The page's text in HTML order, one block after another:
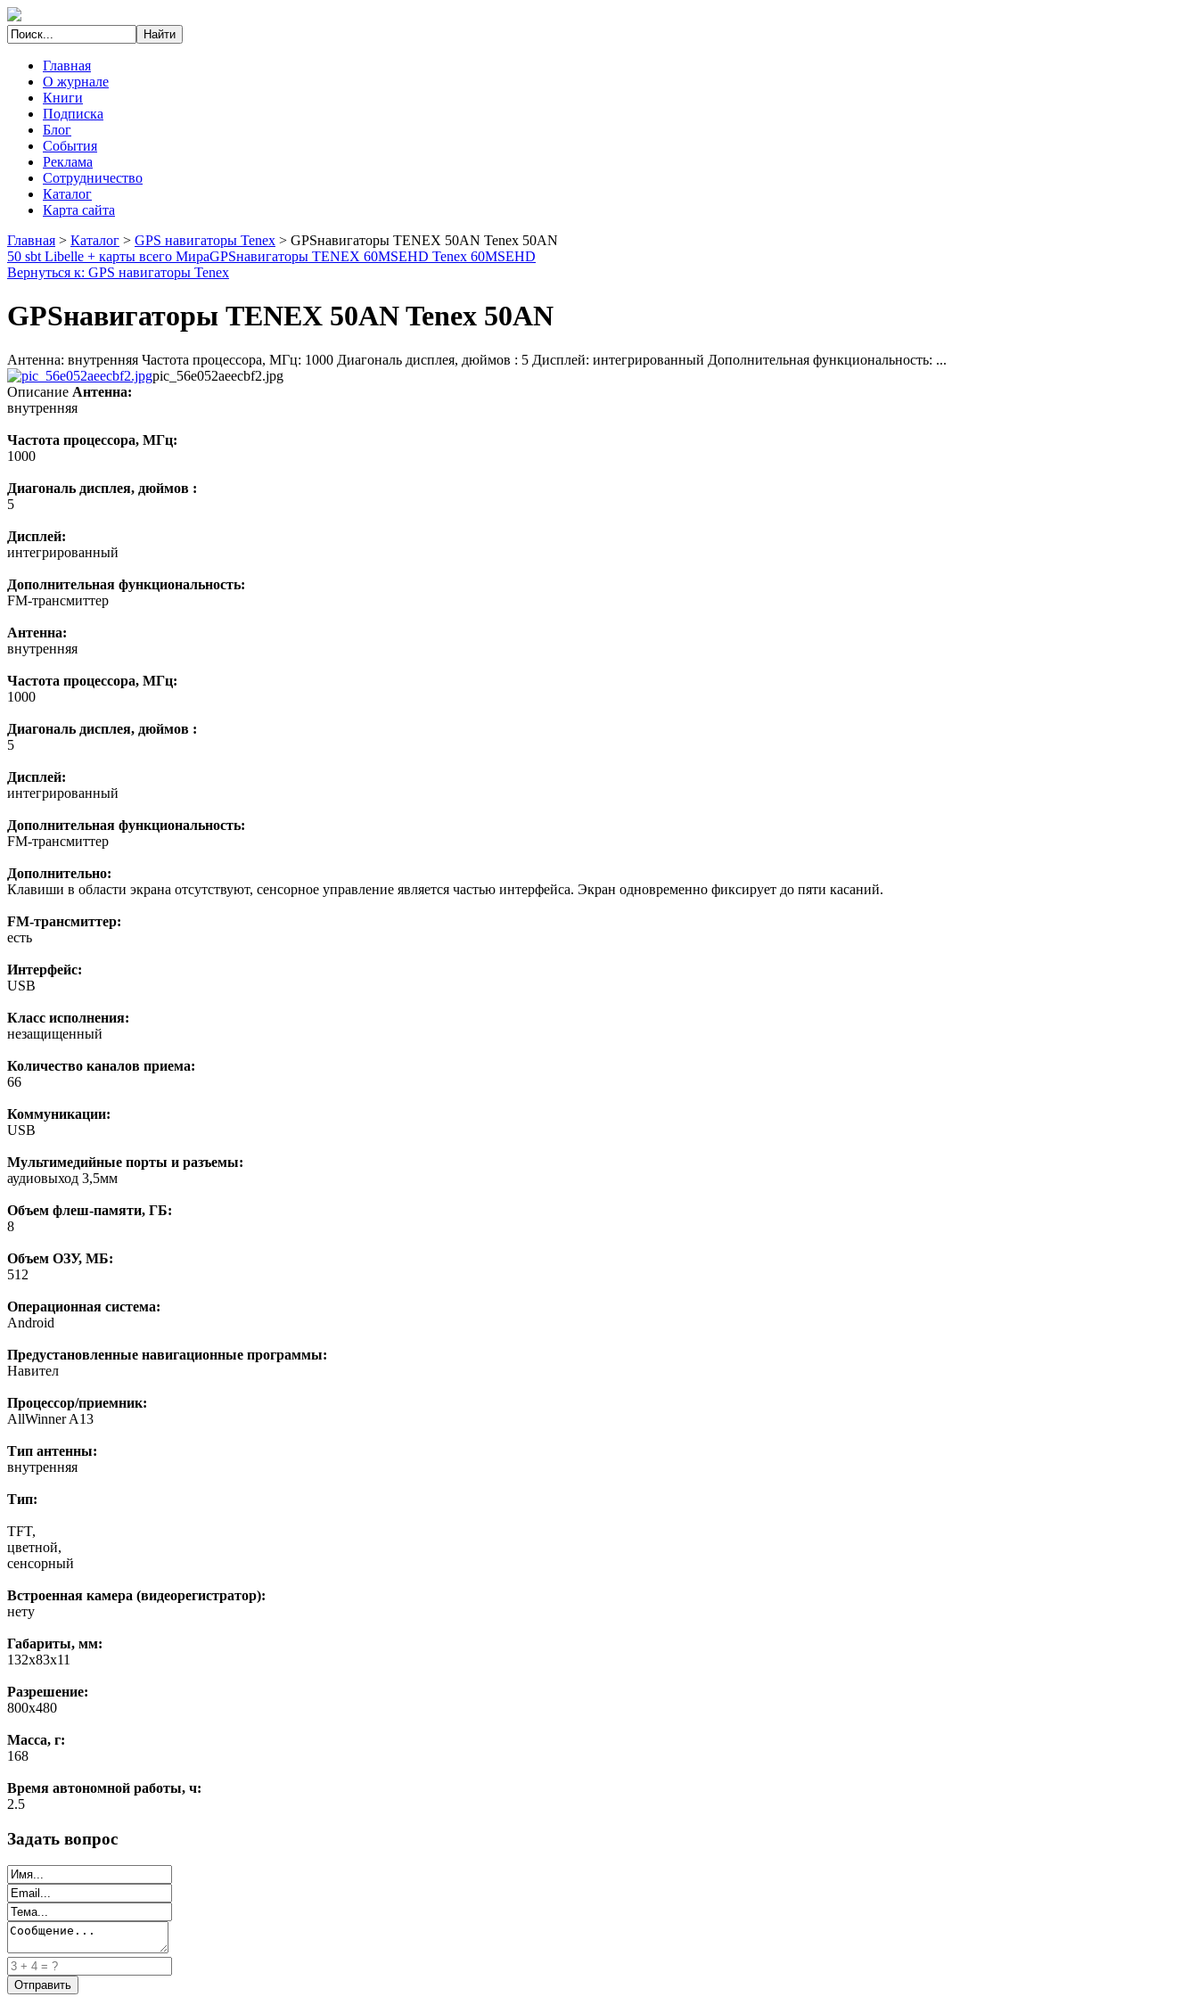
Главная
О журнале
Книги
Подписка
Блог
События
Реклама
Сотрудничество
Каталог
Карта сайта
Главная > Каталог > GPS навигаторы Tenex > GPSнавигаторы TENEX 50AN Tenex 50AN
50 sbt Libelle + карты всего МираGPSнавигаторы TENEX 60MSEHD Tenex 60MSEHD
Вернуться к: GPS навигаторы Tenex
GPSнавигаторы TENEX 50AN Tenex 50AN
Антенна: внутренняя Частота процессора, МГц: 1000 Диагональ дисплея, дюймов : 5 Дисплей: интегрированный Дополнительная функциональность: ...
pic_56e052aeecbf2.jpg
Описание Антенна:
внутренняя
Частота процессора, МГц:
1000
Диагональ дисплея, дюймов :
5
Дисплей:
интегрированный
Дополнительная функциональность:
FM-трансмиттер
Антенна:
внутренняя
Частота процессора, МГц:
1000
Диагональ дисплея, дюймов :
5
Дисплей:
интегрированный
Дополнительная функциональность:
FM-трансмиттер
Дополнительно:
Клавиши в области экрана отсутствуют, сенсорное управление является частью интерфейса. Экран одновременно фиксирует до пяти касаний.
FM-трансмиттер:
есть
Интерфейс:
USB
Класс исполнения:
незащищенный
Количество каналов приема:
66
Коммуникации:
USB
Мультимедийные порты и разъемы:
аудиовыход 3,5мм
Объем флеш-памяти, ГБ:
8
Объем ОЗУ, МБ:
512
Операционная система:
Android
Предустановленные навигационные программы:
Навител
Процессор/приемник:
AllWinner A13
Тип антенны:
внутренняя
Тип:
TFT,
цветной,
сенсорный
Встроенная камера (видеорегистратор):
нету
Габариты, мм:
132х83х11
Разрешение:
800х480
Масса, г:
168
Время автономной работы, ч:
2.5
Задать вопрос